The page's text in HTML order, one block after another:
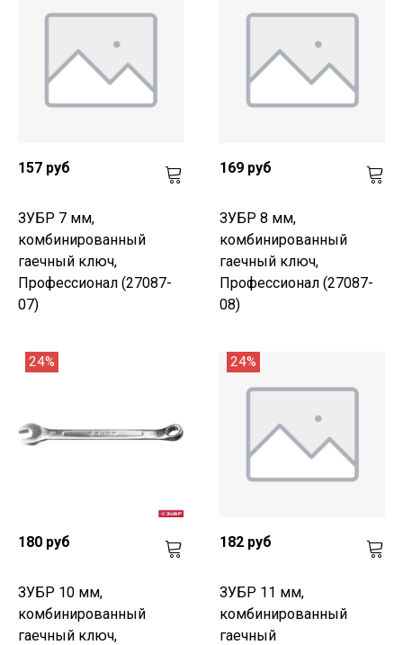
157 руб
ЗУБР 7 мм,
комбинированный
гаечный ключ,
Профессионал (27087-
07)
169 руб
ЗУБР 8 мм,
комбинированный
гаечный ключ,
Профессионал (27087-
08)
24%
180 руб
ЗУБР 10 мм,
комбинированный
гаечный ключ,
24%
182 руб
ЗУБР 11 мм,
комбинированный
гаечный